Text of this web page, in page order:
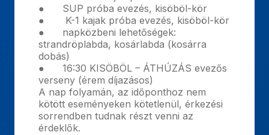
● SUP próba evezés, kisöböl-kör
● K-1 kajak próba evezés, kisöböl-kör
● napközbeni lehetőségek:
strandröplabda, kosárlabda (kosárra
dobás)
● 16:30 KISÖBÖL – ÁTHÚZÁS evezős
verseny (érem díjazásos)
A nap folyamán, az időponthoz nem
kötött eseményeken kötetlenül, érkezési
sorrendben tudnak részt venni az
érdeklők.